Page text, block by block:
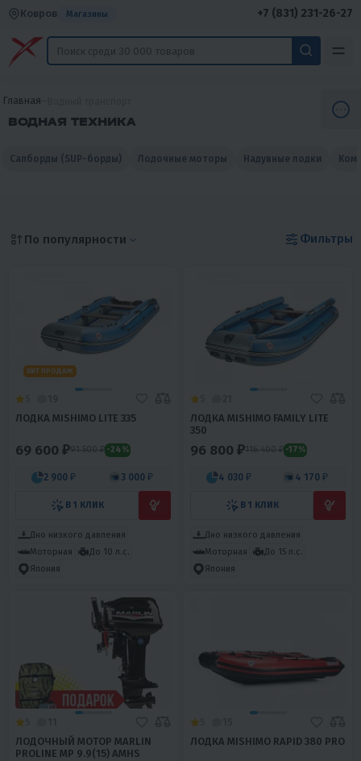
Ковров Магазины +7 (831) 231-26-27
Главная
ВОДНАЯ ТЕХНИКА
Сапборды (SUP-борды) Лодочные моторы Надувные лодки
По популярности Фильтры
ХИТ ПРОДАЖ
ЛОДКА MISHIMO LITE 335
69 600 ₽91 500 ₽ -24%
2 900 ₽ 3 000 ₽
В 1 КЛИК
Дно низкого давления
Моторная
До 10 л.с.
Япония
ЛОДКА MISHIMO FAMILY LITE
350
96 800 ₽116 400 ₽ -17%
4 030 ₽ 4 170 ₽
В 1 КЛИК
Дно низкого давления
Моторная
До 15 л.с.
Япония
ЛОДОЧНЫЙ МОТОР MARLIN
PROLINE MP 9.9(15) AMHS
ЛОДКА MISHIMO RAPID 380 PRO